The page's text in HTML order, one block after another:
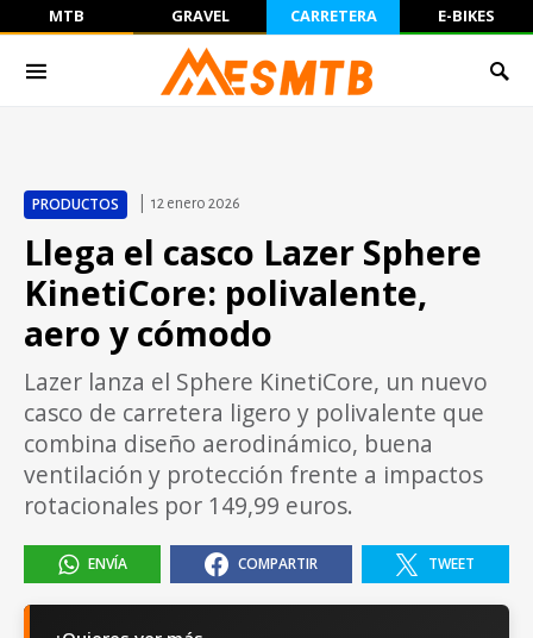
MTB GRAVEL CARRETERA E-BIKES
PRODUCTOS 12 enero 2026
Llega el casco Lazer Sphere
KinetiCore: polivalente,
aero y cómodo
Lazer lanza el Sphere KinetiCore, un nuevo
casco de carretera ligero y polivalente que
combina diseño aerodinámico, buena
ventilación y protección frente a impactos
rotacionales por 149,99 euros.
ENVÍA COMPARTIR TWEET